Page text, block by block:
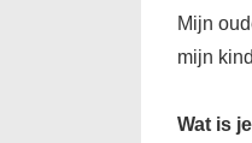
Mijn
mijn
Wat is